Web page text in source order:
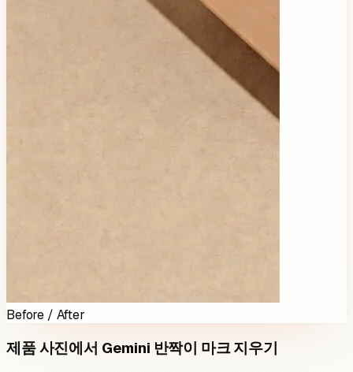
Before / After
제품 사진에서 Gemini 반짝이 마크 지우기